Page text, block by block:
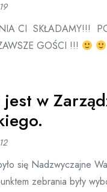
CI SKŁADAMY!!!
GOŚCI !!!
w
się Nadzwyczajne
zebrania były